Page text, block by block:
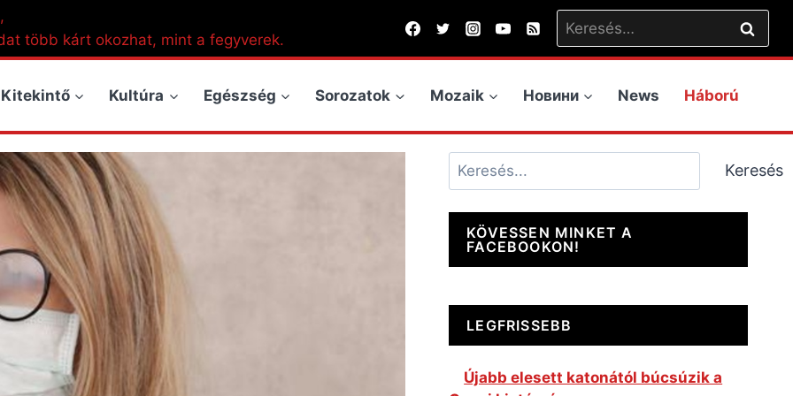
több kárt okozhat, mint a fegyverek.
Keresés:
Kitekintő Kultúra Egészség Sorozatok Mozaik Новини News Háború
Keresés Keresés
KÖVESSEN MINKET A
FACEBOOKON!
LEGFRISSEBB
Újabb elesett katonától búcsúzik a